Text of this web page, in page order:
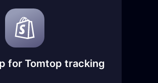
for Tomtop tracking